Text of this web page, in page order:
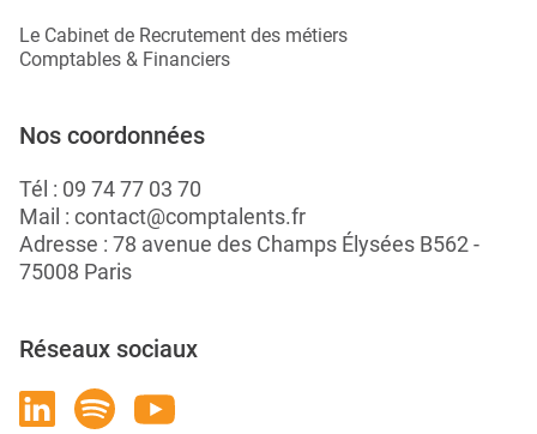
Le Cabinet de Recrutement des métiers
Comptables & Financiers
Nos coordonnées
Tél : 09 74 77 03 70
Mail : contact@comptalents.fr
Adresse : 78 avenue des Champs Élysées B562 -
75008 Paris
Réseaux sociaux